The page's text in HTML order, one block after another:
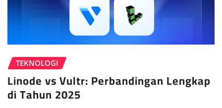
TEKNOLOGI
Linode vs Vultr: Perbandingan Lengkap
di Tahun 2025